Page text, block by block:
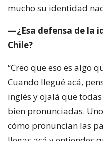
mucho su identidad
—¿Esa defensa de la
Chile?
“Creo que eso es algo
Cuando llegué acá,
inglés y ojalá que
bien pronunciadas.
cómo pronuncian las